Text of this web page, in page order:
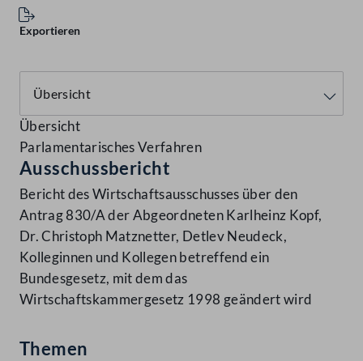
Exportieren
Übersicht
Parlamentarisches Verfahren
Ausschussbericht
Bericht des Wirtschaftsausschusses über den
Antrag 830/A der Abgeordneten Karlheinz Kopf,
Dr. Christoph Matznetter, Detlev Neudeck,
Kolleginnen und Kollegen betreffend ein
Bundesgesetz, mit dem das
Wirtschaftskammergesetz 1998 geändert wird
Themen